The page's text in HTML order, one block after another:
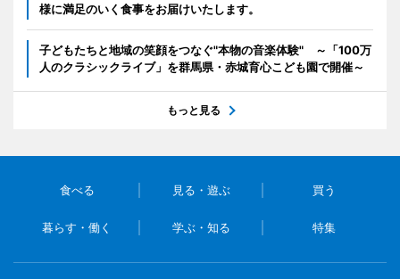
様に満足のいく食事をお届けいたします。
子どもたちと地域の笑顔をつなぐ"本物の音楽体験" ～「100万
人のクラシックライブ」を群馬県・赤城育心こども園で開催～
もっと見る
食べる 見る・遊ぶ 買う
暮らす・働く 学ぶ・知る 特集